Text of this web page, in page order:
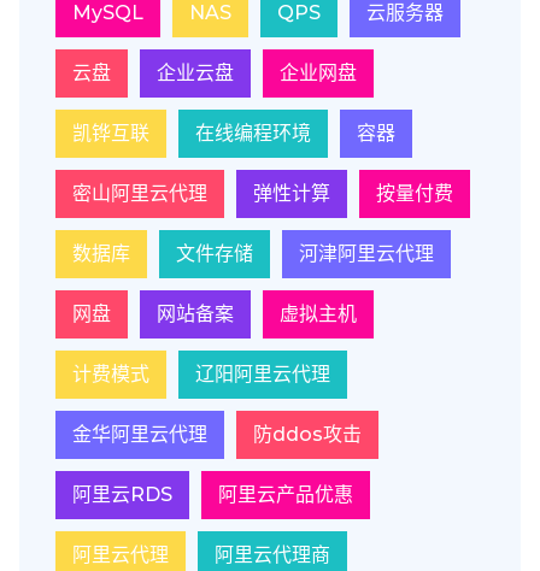
MySQL NAS QPS 云服务器
云盘 企业云盘 企业网盘
凯铧互联 在线编程环境 容器
密山阿里云代理 弹性计算 按量付费
数据库 文件存储 河津阿里云代理
网盘 网站备案 虚拟主机
计费模式 辽阳阿里云代理
金华阿里云代理 防ddos攻击
阿里云RDS 阿里云产品优惠
阿里云代理 阿里云代理商